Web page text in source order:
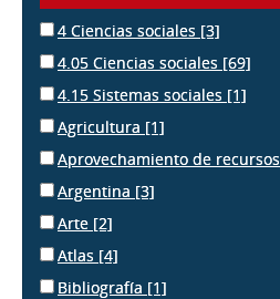
4 Ciencias sociales [3]
4.05 Ciencias sociales [69]
4.15 Sistemas sociales [1]
Agricultura [1]
Aprovechamiento de recursos
Argentina [3]
Arte [2]
Atlas [4]
Bibliografía [1]